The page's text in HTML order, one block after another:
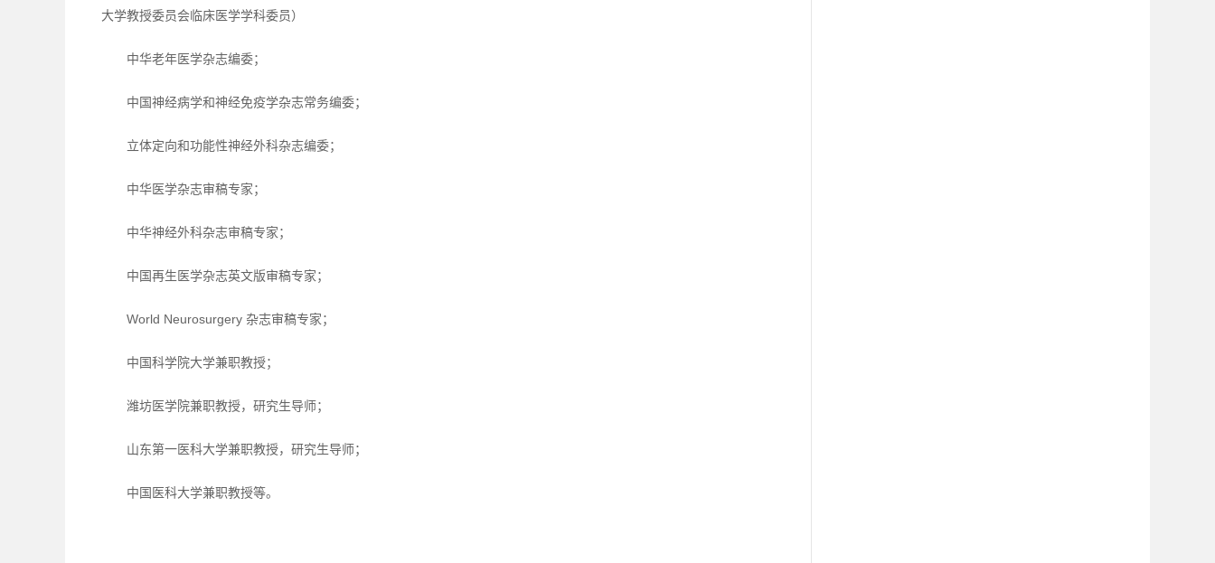
大学教授委员会临床医学学科委员）
中华老年医学杂志编委；
中国神经病学和神经免疫学杂志常务编委；
立体定向和功能性神经外科杂志编委；
中华医学杂志审稿专家；
中华神经外科杂志审稿专家；
中国再生医学杂志英文版审稿专家；
World Neurosurgery 杂志审稿专家；
中国科学院大学兼职教授；
潍坊医学院兼职教授，研究生导师；
山东第一医科大学兼职教授，研究生导师；
中国医科大学兼职教授等。